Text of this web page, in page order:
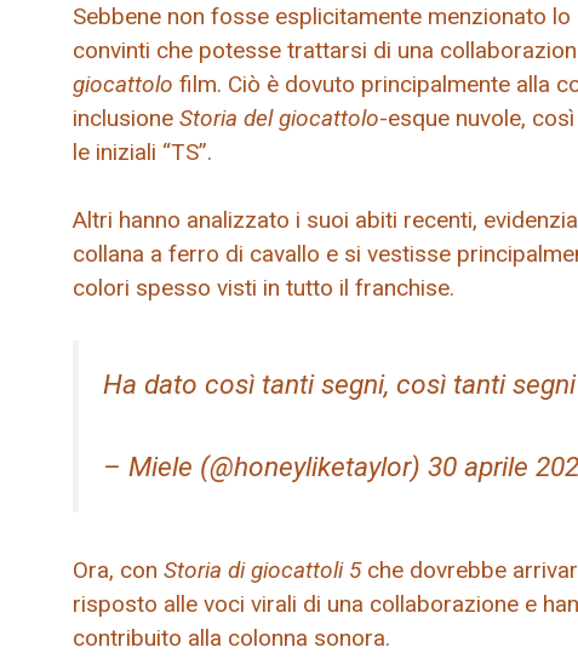
Sebbene non fosse esplicitamente menzionato
convinti che potesse trattarsi di una
giocattolo film. Ciò è dovuto principalmente alla
inclusione Storia del giocattolo-esque nuvole,
le iniziali “TS”.
Altri hanno analizzato i suoi abiti recenti,
collana a ferro di cavallo e si vestisse
colori spesso visti in tutto il franchise.
Ha dato così tanti segni, così tanti segni
– Miele (@honeyliketaylor) 30 aprile
Ora, con Storia di giocattoli 5che dovrebbe
risposto alle voci virali di una collaborazione e
contribuito alla colonna sonora.